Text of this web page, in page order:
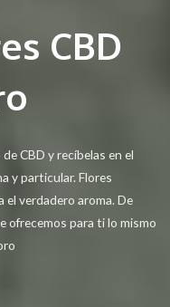
CBD
CBD y recíbelas en el
y particular. Flores
el verdadero aroma. De
ofrecemos para ti lo mismo